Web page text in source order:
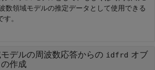
数領域モデルの推定データとして使用できる
す。
デルの周波数応答からの idfrd オブ
作成